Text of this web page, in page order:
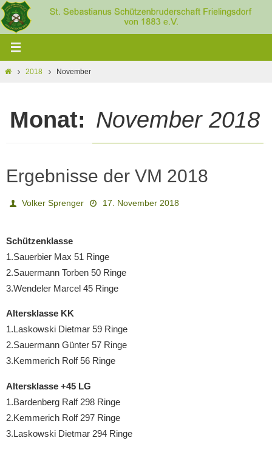
Zum
Inhalt
Home2018 November
Monat: November 2018
Ergebnisse der VM 2018
Volker Sprenger 17. November 2018
Schützenklasse
1.Sauerbier Max 51 Ringe
2.Sauermann Torben 50 Ringe
3.Wendeler Marcel 45 Ringe
Altersklasse KK
1.Laskowski Dietmar 59 Ringe
2.Sauermann Günter 57 Ringe
3.Kemmerich Rolf 56 Ringe
Altersklasse +45 LG
1.Bardenberg Ralf 298 Ringe
2.Kemmerich Rolf 297 Ringe
3.Laskowski Dietmar 294 Ringe